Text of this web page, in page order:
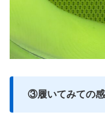
③履いてみての感